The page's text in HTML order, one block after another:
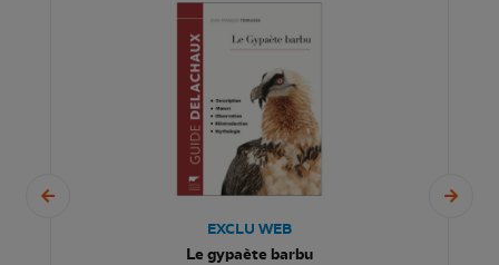
EXCLU WEB
Le gypaète barbu